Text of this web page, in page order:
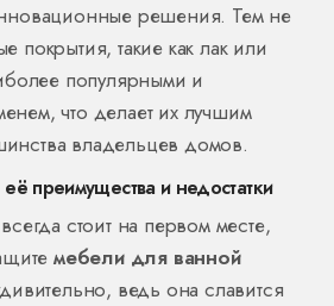
решения. Тем не
покрытия, такие как лак или
популярными и
что делает их лучшим
владельцев домов.
преимущества и недостатки
стоит на первом месте,
мебели для ванной
ведь она славится